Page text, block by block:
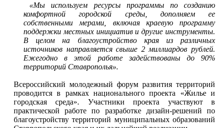
«Мы используем ресурсы программы по созданию
комфортной городской среды, дополняем ее
собственными мерами, включая краевую программу
поддержки местных инициатив и другие инструменты.
В целом на благоустройство края из различных
источников направляется свыше 2 миллиардов рублей.
Ежегодно в этой работе задействованы до 90%
территорий Ставрополья».
Всероссийский молодежный форум развития территорий
проводится в рамках национального проекта «Жилье и
городская среда». Участники проекта участвуют в
практической работе по разработке дизайн-решений по
благоустройству территорий муниципальных образований